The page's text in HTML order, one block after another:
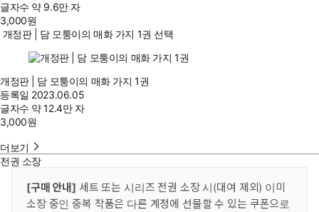
글자수 약 9.6만 자
3,000원
개정판 | 담 모퉁이의 매화 가지 1권 선택
개정판 | 담 모퉁이의 매화 가지 1권
등록일 2023.06.05
글자수 약 12.4만 자
3,000원
더보기
전권 소장
[구매 안내] 세트 또는 시리즈 전권 소장 시(대여 제외) 이미
소장 중인 중복 작품은 다른 계정에 선물할 수 있는 쿠폰으로